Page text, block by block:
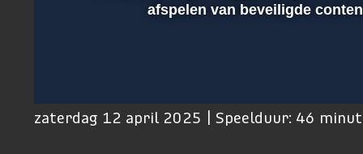
afspelen van beveiligde
zaterdag 12 april 2025 | Speelduur: 46